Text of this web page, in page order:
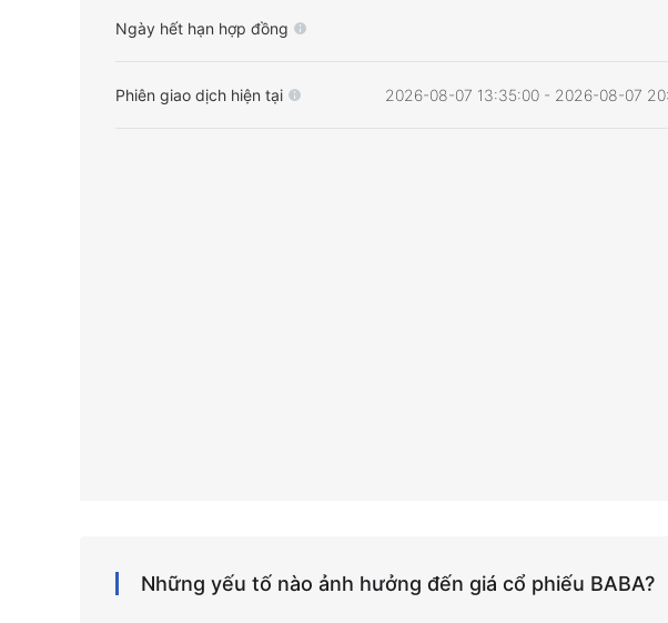
Ngày hết hạn hợp đồng
Phiên giao dịch hiện tại 2026-08-07 13:35:00 - 2026-08-07
Những yếu tố nào ảnh hưởng đến giá cổ phiếu BABA?